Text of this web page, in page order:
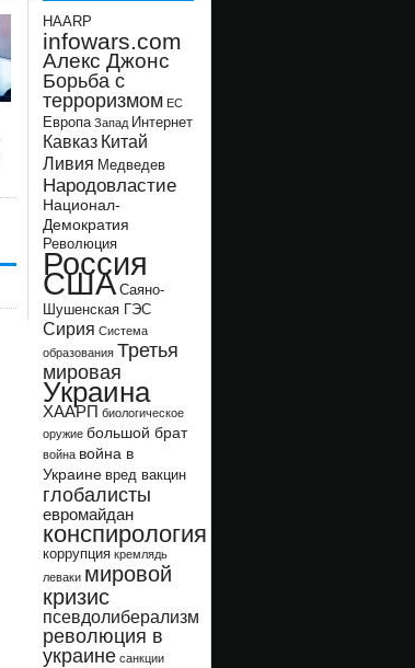
HAARP
infowars.com
Алекс Джонс
Борьба с
терроризмом ЕС
Европа Запад Интернет
Кавказ Китай
Ливия Медведев
Народовластие
Национал-
Демократия
Революция
Россия
США Саяно-
Шушенская ГЭС
Сирия Система
образования Третья
мировая
Украина
ХААРП биологическое
оружие большой брат
война война в
Украине вред вакцин
глобалисты
евромайдан
конспирология
коррупция кремлядь
леваки мировой
кризис
псевдолиберализм
революция в
украине санкции